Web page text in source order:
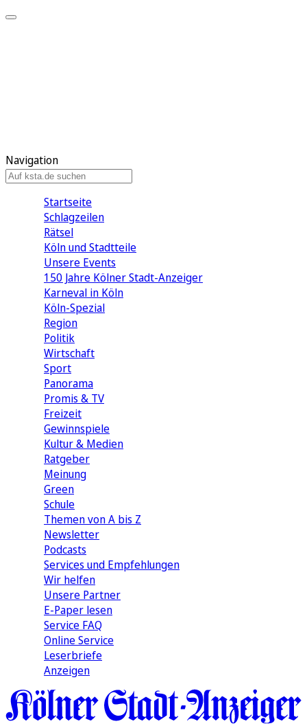
Navigation
Startseite
Schlagzeilen
Rätsel
Köln und Stadtteile
Unsere Events
150 Jahre Kölner Stadt-Anzeiger
Karneval in Köln
Köln-Spezial
Region
Politik
Wirtschaft
Sport
Panorama
Promis & TV
Freizeit
Gewinnspiele
Kultur & Medien
Ratgeber
Meinung
Green
Schule
Themen von A bis Z
Newsletter
Podcasts
Services und Empfehlungen
Wir helfen
Unsere Partner
E-Paper lesen
Service FAQ
Online Service
Leserbriefe
Anzeigen